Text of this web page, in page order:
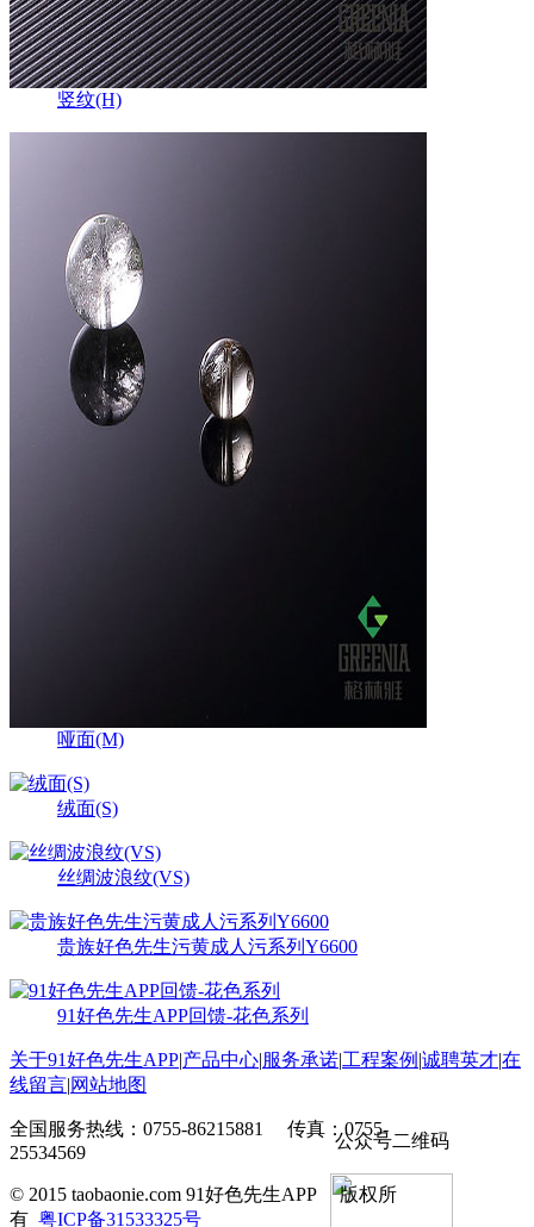
竖纹(H)
哑面(M)
绒面(S)
丝绸波浪纹(VS)
贵族好色先生污黄成人污系列Y6600
91好色先生APP回馈-花色系列
关于91好色先生APP|产品中心|服务承诺|工程案例 |诚聘英才|在
线留言|网站地图
公众号二维码
全国服务热线：0755-86215881 传真：0755-
25534569
© 2015 taobaonie.com 91好色先生APP 版权所
有 粤ICP备31533325号